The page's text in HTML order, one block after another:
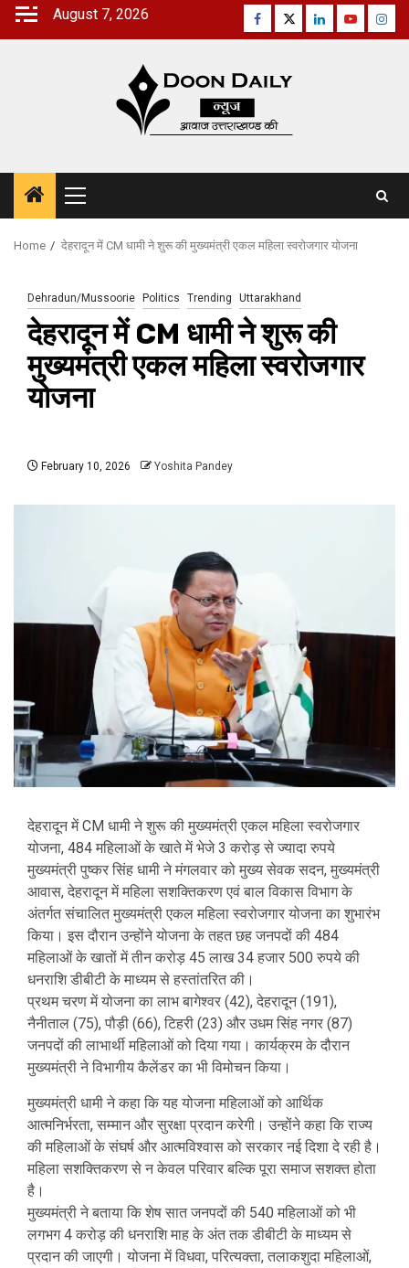
Skip
August 7, 2026 Facebook
TwitterLinkedinYoutube
Primary
Menu
Home देहरादून में CM धामी ने शुरू की मुख्यमंत्री एकल महिला स्वरोजगार योजना
Dehradun/Mussoorie Politics Trending Uttarakhand
देहरादून में CM धामी ने शुरू की
मुख्यमंत्री एकल महिला स्वरोजगार
योजना
February 10, 2026 Yoshita Pandey
देहरादून में CM धामी ने शुरू की मुख्यमंत्री एकल महिला स्वरोजगार
योजना, 484 महिलाओं के खाते में भेजे 3 करोड़ से ज्यादा रुपये
मुख्यमंत्री पुष्कर सिंह धामी ने मंगलवार को मुख्य सेवक सदन, मुख्यमंत्री
आवास, देहरादून में महिला सशक्तिकरण एवं बाल विकास विभाग के
अंतर्गत संचालित मुख्यमंत्री एकल महिला स्वरोजगार योजना का शुभारंभ
किया। इस दौरान उन्होंने योजना के तहत छह जनपदों की 484
महिलाओं के खातों में तीन करोड़ 45 लाख 34 हजार 500 रुपये की
धनराशि डीबीटी के माध्यम से हस्तांतरित की।
प्रथम चरण में योजना का लाभ बागेश्वर (42), देहरादून (191),
नैनीताल (75), पौड़ी (66), टिहरी (23) और उधम सिंह नगर (87)
जनपदों की लाभार्थी महिलाओं को दिया गया। कार्यक्रम के दौरान
मुख्यमंत्री ने विभागीय कैलेंडर का भी विमोचन किया।
मुख्यमंत्री धामी ने कहा कि यह योजना महिलाओं को आर्थिक
आत्मनिर्भरता, सम्मान और सुरक्षा प्रदान करेगी। उन्होंने कहा कि राज्य
की महिलाओं के संघर्ष और आत्मविश्वास को सरकार नई दिशा दे रही है।
महिला सशक्तिकरण से न केवल परिवार बल्कि पूरा समाज सशक्त होता
है।
मुख्यमंत्री ने बताया कि शेष सात जनपदों की 540 महिलाओं को भी
लगभग 4 करोड़ की धनराशि माह के अंत तक डीबीटी के माध्यम से
प्रदान की जाएगी। योजना में विधवा, परित्यक्ता, तलाकशुदा महिलाओं,